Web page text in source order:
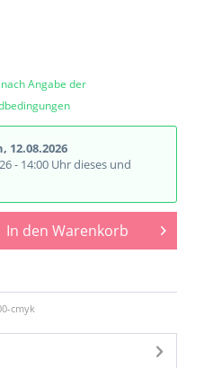
Angabe der
12.08.2026
- 14:00 Uhr dieses und
In den Warenkorb
cmyk